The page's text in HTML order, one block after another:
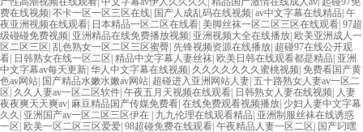
费在线视频| 不卡一区一区三区在线| 国产人成乱码在线视频| av中文字幕在线精品| 午
夜亚洲视频在线观看| 日本精品一区二区在线看| 美脚丝袜一区二区三区在线观看| 97超
级碰碰免费视频| 亚洲精品在线免费播放视频| 亚洲视频大全在线播放| 欧美亚洲成人一
区二区三区| 乱色熟女一区二区三区蜜臀| 先锋视频资源在线播放| 超碰97在线公开观
看| 日韩熟女在线一区二区| 精品中文字幕人妻丝袜| 欧美日韩在线观看都是精品| 亚洲
中文字幕av每天更新| 华人中文字幕在线视频| 久久久久久久久蜜桃视频| 免费看国产黄
色av网站| 国产精品水嫩水嫩av网站| 超碰进入亚洲网站人妻| 五十路熟女人妻av一区二
区| 久久人妻av一区二区软件| 午夜五月天视频在线观看| 日韩熟女人妻在线视频| 人妻
夜夜爽天天爽av| 麻豆精品国产传媒免费看| 在线免费观看视频播放| 少妇人妻中文字幕
久久 | 亚洲国产av一区二区三区伊在 | 九九伦理在线观看精品| 亚洲制服丝袜在线诱惑
一区| 欧美一区二区三区爱爱| 98超碰免费在线观看| 午夜精品人妻一区二区| 国产叼嘿